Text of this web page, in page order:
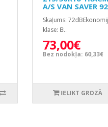
A/S VAN SAVER
Skaļums:
klase: B..
73,00€
Bez nodokļa: 60,33€
IELIKT GROZĀ